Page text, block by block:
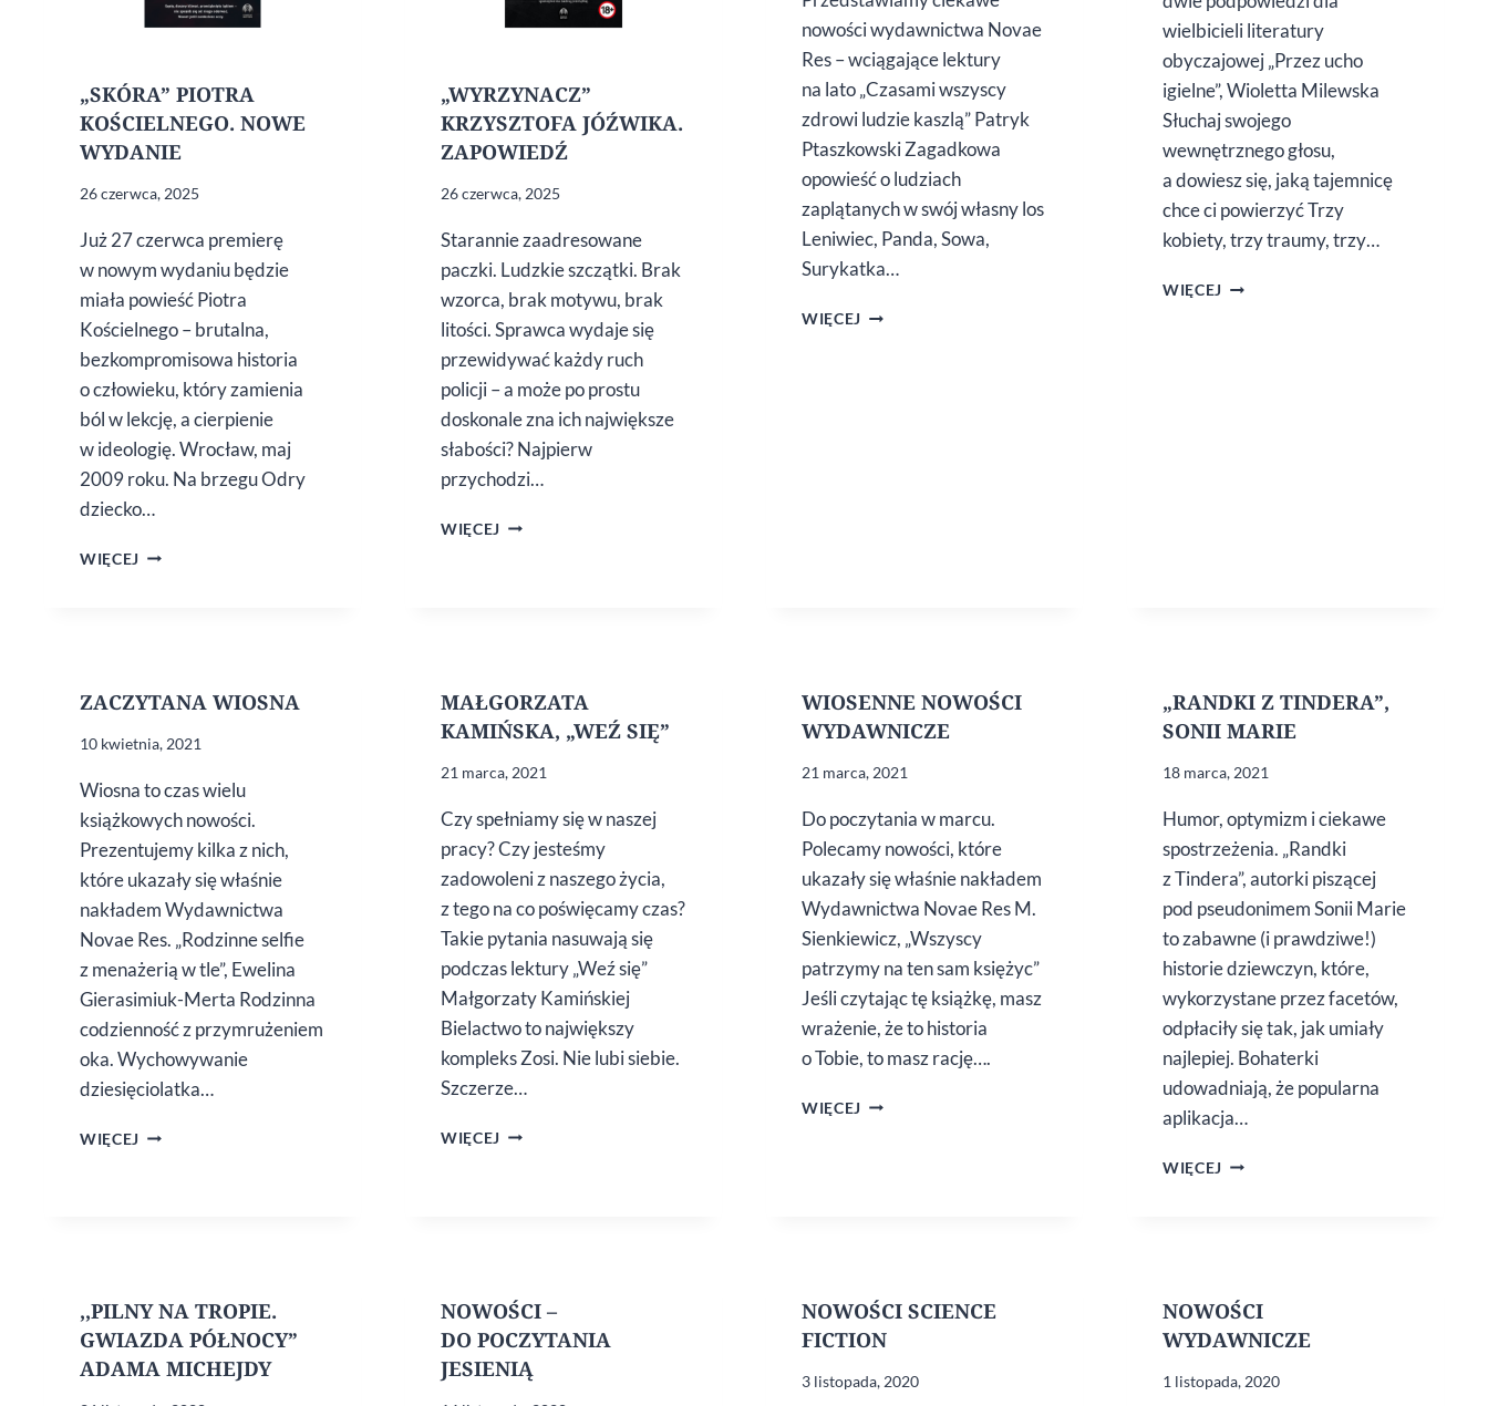
„SKÓRA” PIOTRA
KOŚCIELNEGO. NOWE
WYDANIE
26 czerwca, 2025
Już 27 czerwca premierę
w nowym wydaniu będzie
miała powieść Piotra
Kościelnego – brutalna,
bezkompromisowa historia
o człowieku, który zamienia
ból w lekcję, a cierpienie
w ideologię. Wrocław, maj
2009 roku. Na brzegu Odry
dziecko…
WIĘCEJ „SKÓRA”
„WYRZYNACZ”
KRZYSZTOFA JÓŹWIKA.
ZAPOWIEDŹ
26 czerwca, 2025
Starannie zaadresowane
paczki. Ludzkie szczątki. Brak
wzorca, brak motywu, brak
litości. Sprawca wydaje się
przewidywać każdy ruch
policji – a może po prostu
doskonale zna ich największe
słabości? Najpierw
przychodzi…
WIĘCEJ „WYRZYNACZ”
nowości wydawnictwa Novae
Res – wciągające lektury
na lato „Czasami wszyscy
zdrowi ludzie kaszlą” Patryk
Ptaszkowski Zagadkowa
opowieść o ludziach
zaplątanych w swój własny los
Leniwiec, Panda, Sowa,
Surykatka…
WIĘCEJ DO POCZYTANIA
wielbicieli literatury
obyczajowej „Przez ucho
igielne”, Wioletta Milewska
Słuchaj swojego
wewnętrznego głosu,
a dowiesz się, jaką tajemnicę
chce ci powierzyć Trzy
kobiety, trzy traumy, trzy…
WIĘCEJ ZACZYTANY
ZACZYTANA WIOSNA
10 kwietnia, 2021
Wiosna to czas wielu
książkowych nowości.
Prezentujemy kilka z nich,
które ukazały się właśnie
nakładem Wydawnictwa
Novae Res. „Rodzinne selfie
z menażerią w tle”, Ewelina
Gierasimiuk-Merta Rodzinna
codzienność z przymrużeniem
oka. Wychowywanie
dziesięciolatka…
WIĘCEJ ZACZYTANA
MAŁGORZATA
KAMIŃSKA, „WEŹ SIĘ”
21 marca, 2021
Czy spełniamy się w naszej
pracy? Czy jesteśmy
zadowoleni z naszego życia,
z tego na co poświęcamy czas?
Takie pytania nasuwają się
podczas lektury „Weź się”
Małgorzaty Kamińskiej
Bielactwo to największy
kompleks Zosi. Nie lubi siebie.
Szczerze…
WIĘCEJ MAŁGORZATA
WIOSENNE NOWOŚCI
WYDAWNICZE
21 marca, 2021
Do poczytania w marcu.
Polecamy nowości, które
ukazały się właśnie nakładem
Wydawnictwa Novae Res M.
Sienkiewicz, „Wszyscy
patrzymy na ten sam księżyc”
Jeśli czytając tę książkę, masz
wrażenie, że to historia
o Tobie, to masz rację….
WIĘCEJ WIOSENNE
„RANDKI Z TINDERA”,
SONII MARIE
18 marca, 2021
Humor, optymizm i ciekawe
spostrzeżenia. „Randki
z Tindera”, autorki piszącej
pod pseudonimem Sonii Marie
to zabawne (i prawdziwe!)
historie dziewczyn, które,
wykorzystane przez facetów,
odpłaciły się tak, jak umiały
najlepiej. Bohaterki
udowadniają, że popularna
aplikacja…
WIĘCEJ „RANDKI
,,PILNY NA TROPIE.
GWIAZDA PÓŁNOCY”
ADAMA MICHEJDY
NOWOŚCI –
DO POCZYTANIA
JESIENIĄ
NOWOŚCI SCIENCE
FICTION
3 listopada, 2020
NOWOŚCI
WYDAWNICZE
1 listopada, 2020